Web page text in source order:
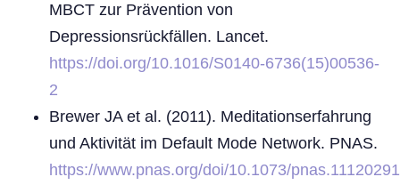
MBCT zur Prävention von
Depressionsrückfällen. Lancet.
https://doi.org/10.1016/S0140-6736(15)00536-
2
Brewer JA et al. (2011). Meditationserfahrung
und Aktivität im Default Mode Network. PNAS.
https://www.pnas.org/doi/10.1073/